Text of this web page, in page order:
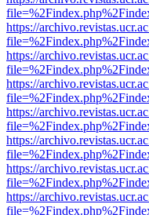
https://
https://
https://
https://
https://
https://
https://